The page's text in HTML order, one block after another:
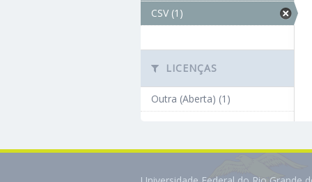
CSV (1)
LICENÇAS
Outra (Aberta) (1)